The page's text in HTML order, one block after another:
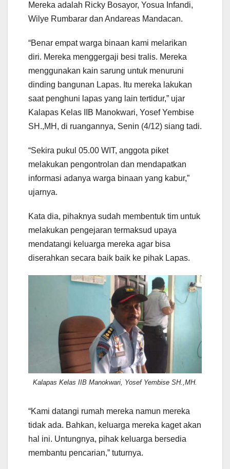
Mereka adalah Ricky Bosayor, Yosua Infandi,
Wilye Rumbarar dan Andareas Mandacan.
“Benar empat warga binaan kami melarikan
diri. Mereka menggergaji besi tralis. Mereka
menggunakan kain sarung untuk menuruni
dinding bangunan Lapas. Itu mereka lakukan
saat penghuni lapas yang lain tertidur,” ujar
Kalapas Kelas IIB Manokwari, Yosef Yembise
SH.,MH, di ruangannya, Senin (4/12) siang tadi.
“Sekira pukul 05.00 WIT, anggota piket
melakukan pengontrolan dan mendapatkan
informasi adanya warga binaan yang kabur,”
ujarnya.
Kata dia, pihaknya sudah membentuk tim untuk
melakukan pengejaran termaksud upaya
mendatangi keluarga mereka agar bisa
diserahkan secara baik baik ke pihak Lapas.
Kalapas Kelas IIB Manokwari, Yosef Yembise SH.,MH.
“Kami datangi rumah mereka namun mereka
tidak ada. Bahkan, keluarga mereka kaget akan
hal ini. Untungnya, pihak keluarga bersedia
membantu pencarian,” tuturnya.